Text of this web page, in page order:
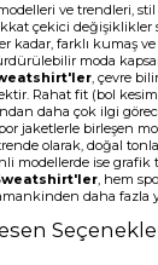
ve trendleri, stil
çekici değişiklikler
kadar, farklı kumaş
moda
, çevre
Rahat fit (bol
daha çok ilgi
jaketlerle birleşen
olarak, doğal
modellerde ise
, hem
daha fazla